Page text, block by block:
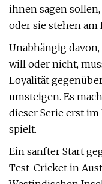
ihnen sagen
oder sie stehen am
Unabhängig
will oder nicht,
Loyalität
umsteigen. Es
dieser Serie erst
spielt.
Ein sanfter Start
Test-Cricket in